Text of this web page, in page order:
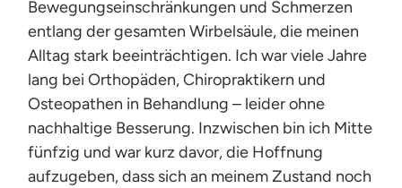
Bewegungseinschränkungen und Schmerzen
entlang der gesamten Wirbelsäule, die meinen
Alltag stark beeinträchtigen. Ich war viele Jahre
lang bei Orthopäden, Chiropraktikern und
Osteopathen in Behandlung – leider ohne
nachhaltige Besserung. Inzwischen bin ich Mitte
fünfzig und war kurz davor, die Hoffnung
aufzugeben, dass sich an meinem Zustand noch